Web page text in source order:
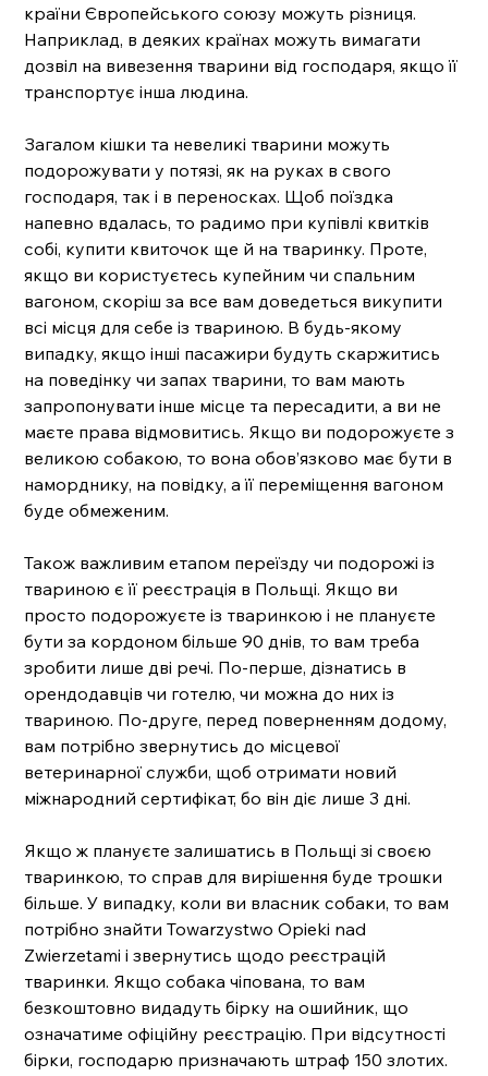
країни Європейського союзу можуть різниця.
Наприклад, в деяких країнах можуть вимагати
дозвіл на вивезення тварини від господаря, якщо її
транспортує інша людина.
Загалом кішки та невеликі тварини можуть
подорожувати у потязі, як на руках в свого
господаря, так і в переносках. Щоб поїздка
напевно вдалась, то радимо при купівлі квитків
собі, купити квиточок ще й на тваринку. Проте,
якщо ви користуєтесь купейним чи спальним
вагоном, скоріш за все вам доведеться викупити
всі місця для себе із твариною. В будь-якому
випадку, якщо інші пасажири будуть скаржитись
на поведінку чи запах тварини, то вам мають
запропонувати інше місце та пересадити, а ви не
маєте права відмовитись. Якщо ви подорожуєте з
великою собакою, то вона обов’язково має бути в
наморднику, на повідку, а її переміщення вагоном
буде обмеженим.
Також важливим етапом переїзду чи подорожі із
твариною є її реєстрація в Польщі. Якщо ви
просто подорожуєте із тваринкою і не плануєте
бути за кордоном більше 90 днів, то вам треба
зробити лише дві речі. По-перше, дізнатись в
орендодавців чи готелю, чи можна до них із
твариною. По-друге, перед поверненням додому,
вам потрібно звернутись до місцевої
ветеринарної служби, щоб отримати новий
міжнародний сертифікат, бо він діє лише 3 дні.
Якщо ж плануєте залишатись в Польщі зі своєю
тваринкою, то справ для вирішення буде трошки
більше. У випадку, коли ви власник собаки, то вам
потрібно знайти Towarzystwo Opieki nad
Zwierzetami і звернутись щодо реєстрацій
тваринки. Якщо собака чіпована, то вам
безкоштовно видадуть бірку на ошийник, що
означатиме офіційну реєстрацію. При відсутності
бірки, господарю призначають штраф 150 злотих.